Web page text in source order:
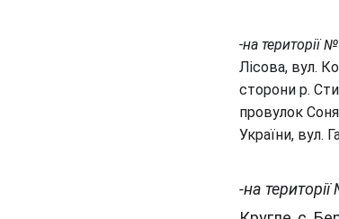
-на території
Лісова, вул.
сторони р.
провулок
України, вул.
-на